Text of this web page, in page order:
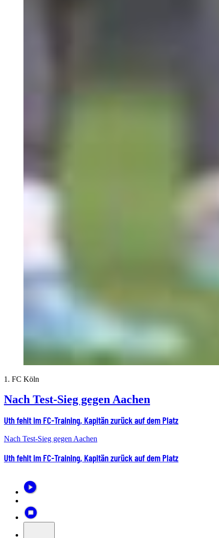
1. FC Köln
Nach Test-Sieg gegen Aachen
Uth fehlt im FC-Training, Kapitän zurück auf dem Platz
Nach Test-Sieg gegen Aachen
Uth fehlt im FC-Training, Kapitän zurück auf dem Platz